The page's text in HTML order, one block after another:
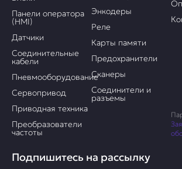
Подпишитесь на рассылку
Панели оператора
(HMI)
Датчики
Соединительные
кабели
Пневмооборудование
Сервопривод
Приводная техника
Преобразователи
частоты
Энкодеры
Реле
Карты памяти
Предохранители
Сканеры
Соединители и
разъемы